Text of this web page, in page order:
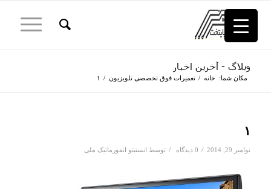
وبلاگ - آخرین اخبار
مکان شما: خانه / تعمیرات فوق تخصصی تلویزیون / ۱
۱
نوامبر 29, 2014 / 0 دیدگاه / توسط انستیتو انفورماتیک ملی